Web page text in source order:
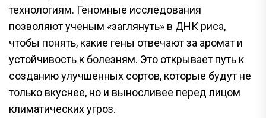
технологиям. Геномные исследования
позволяют ученым «заглянуть» в ДНК риса,
чтобы понять, какие гены отвечают за аромат и
устойчивость к болезням. Это открывает путь к
созданию улучшенных сортов, которые будут не
только вкуснее, но и выносливее перед лицом
климатических угроз.